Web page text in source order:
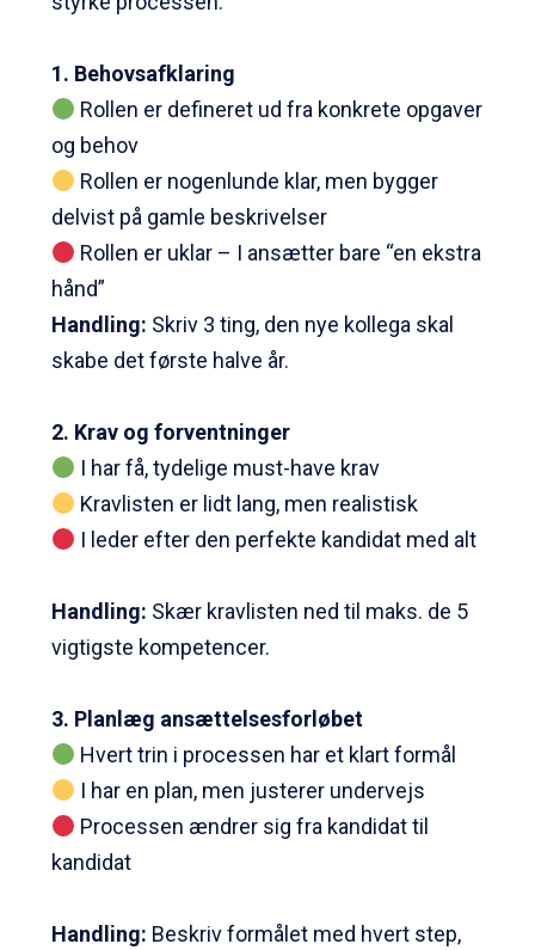
1. Behovsafklaring
Rollen er defineret ud fra konkrete opgaver
og behov
Rollen er nogenlunde klar, men bygger
delvist på gamle beskrivelser
Rollen er uklar – I ansætter bare “en ekstra
hånd”
Handling: Skriv 3 ting, den nye kollega skal
skabe det første halve år.
2. Krav og forventninger
I har få, tydelige must-have krav
Kravlisten er lidt lang, men realistisk
I leder efter den perfekte kandidat med alt
Handling: Skær kravlisten ned til maks. de 5
vigtigste kompetencer.
3. Planlæg ansættelsesforløbet
Hvert trin i processen har et klart formål
I har en plan, men justerer undervejs
Processen ændrer sig fra kandidat til
kandidat
Handling: Beskriv formålet med hvert step,